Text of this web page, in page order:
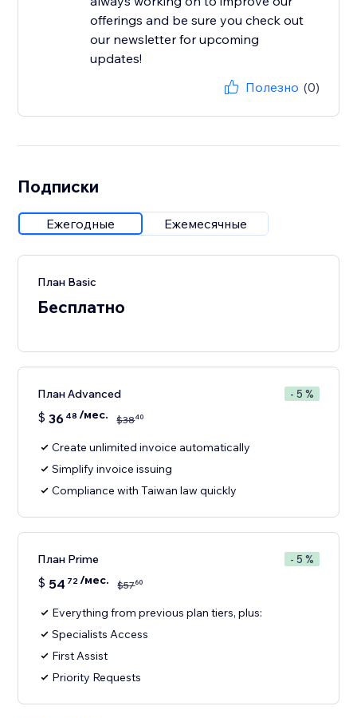
offerings and be sure you check out
our newsletter for upcoming
updates!
Полезно (0)
Подписки
Ежегодные Ежемесячные
План Basic
Бесплатно
План Advanced - 5 %
$ 36 48 /мес. $3840
Create unlimited invoice automatically
Simplify invoice issuing
Compliance with Taiwan law quickly
План Prime - 5 %
$ 54 72/мес. $5760
Everything from previous plan tiers, plus:
Specialists Access
First Assist
Priority Requests